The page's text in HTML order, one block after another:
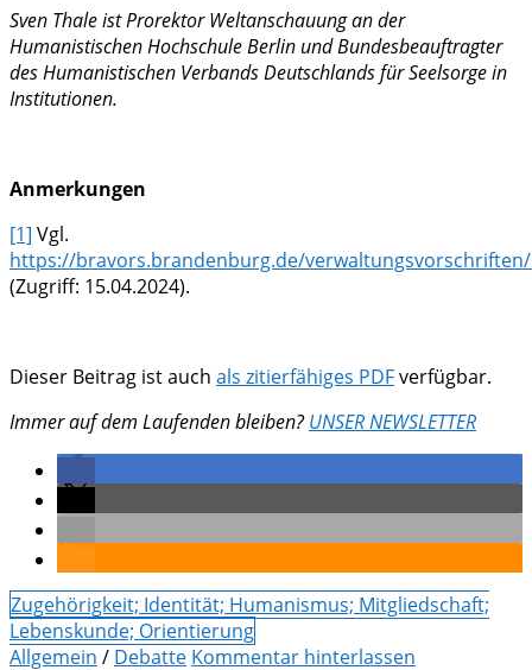
Sven Thale ist Prorektor Weltanschauung an der
Humanistischen Hochschule Berlin und Bundesbeauftragter
des Humanistischen Verbands Deutschlands für Seelsorge in
Institutionen.
Anmerkungen
[1] Vgl.
https://bravors.brandenburg.de/
(Zugriff: 15.04.2024).
Dieser Beitrag ist auch als zitierfähiges PDFverfügbar.
Immer auf dem Laufenden bleiben?UNSER NEWSLETTER
Zugehörigkeit; Identität; Humanismus; Mitgliedschaft;
Lebenskunde; Orientierung
Allgemein / Debatte Kommentar hinterlassen